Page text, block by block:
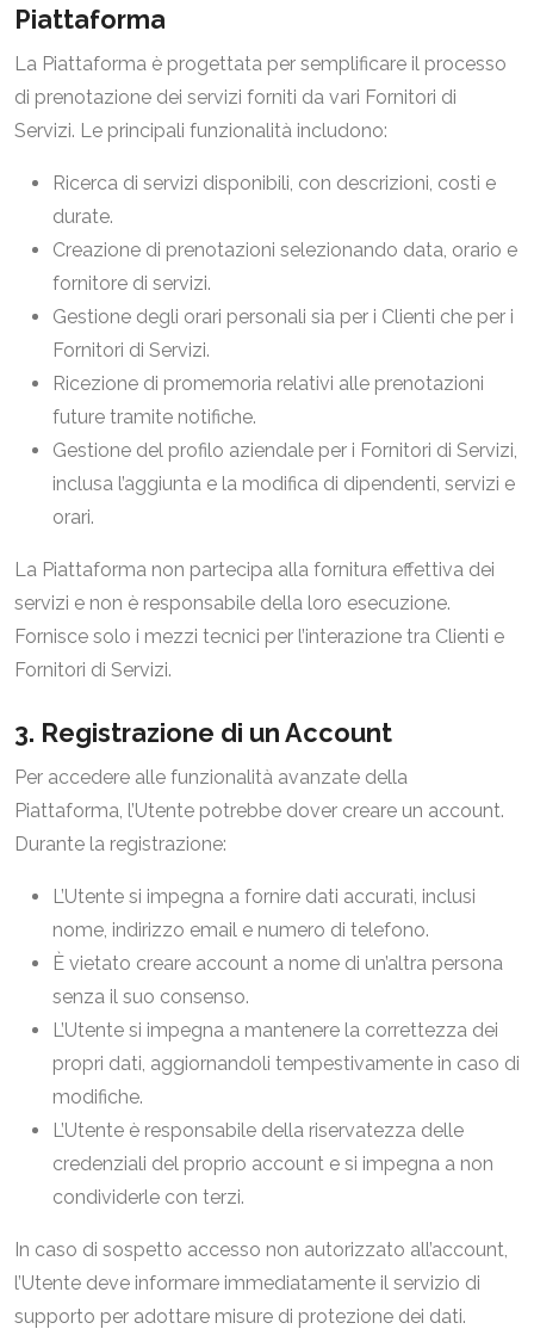
Piattaforma
La Piattaforma è progettata per semplificare il processo
di prenotazione dei servizi forniti da vari Fornitori di
Servizi. Le principali funzionalità includono:
Ricerca di servizi disponibili, con descrizioni, costi e
durate.
Creazione di prenotazioni selezionando data, orario e
fornitore di servizi.
Gestione degli orari personali sia per i Clienti che per i
Fornitori di Servizi.
Ricezione di promemoria relativi alle prenotazioni
future tramite notifiche.
Gestione del profilo aziendale per i Fornitori di Servizi,
inclusa l’aggiunta e la modifica di dipendenti, servizi e
orari.
La Piattaforma non partecipa alla fornitura effettiva dei
servizi e non è responsabile della loro esecuzione.
Fornisce solo i mezzi tecnici per l’interazione tra Clienti e
Fornitori di Servizi.
3. Registrazione di un Account
Per accedere alle funzionalità avanzate della
Piattaforma, l’Utente potrebbe dover creare un account.
Durante la registrazione:
L’Utente si impegna a fornire dati accurati, inclusi
nome, indirizzo email e numero di telefono.
È vietato creare account a nome di un’altra persona
senza il suo consenso.
L’Utente si impegna a mantenere la correttezza dei
propri dati, aggiornandoli tempestivamente in caso di
modifiche.
L’Utente è responsabile della riservatezza delle
credenziali del proprio account e si impegna a non
condividerle con terzi.
In caso di sospetto accesso non autorizzato all’account,
l’Utente deve informare immediatamente il servizio di
supporto per adottare misure di protezione dei dati.